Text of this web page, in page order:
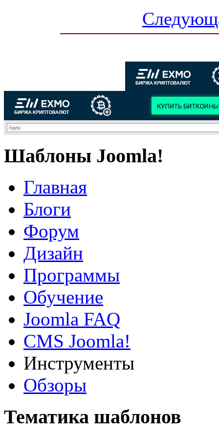
Шаблоны Joomla!
Главная
Блоги
Форум
Дизайн
Программы
Обучение
Joomla FAQ
CMS Joomla!
Инструменты
Обзоры
Тематика шаблонов